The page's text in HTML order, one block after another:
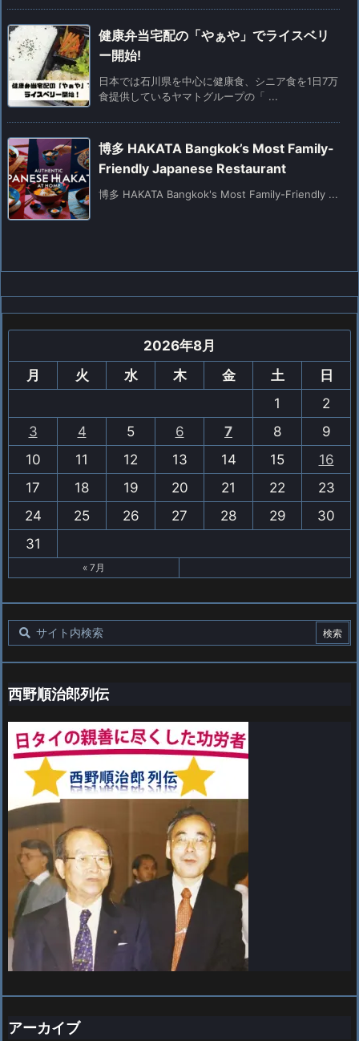
健康弁当宅配の「やぁや」でライスベリ
ー開始!
日本では石川県を中心に健康食、シニア食を1日7万
食提供しているヤマトグループの「 ...
博多 HAKATA Bangkok’s Most Family-
Friendly Japanese Restaurant
博多 HAKATA Bangkok's Most Family-Friendly ...
2026年8月
月
火 水 木 金 土
日
1
2
3
4 5 6 7 8
9
10
11 12 13 14 15
16
17
18 19 20 21 22
23
24
25 26 27 28 29
30
31
« 7月
西野順治郎列伝
アーカイブ